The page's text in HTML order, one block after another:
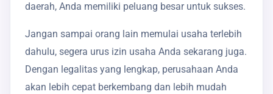
daerah, Anda memiliki peluang besar untuk sukses.
Jangan sampai orang lain memulai usaha terlebih
dahulu, segera urus izin usaha Anda sekarang juga.
Dengan legalitas yang lengkap, perusahaan Anda
akan lebih cepat berkembang dan lebih mudah